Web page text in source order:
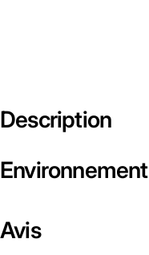
Description
Environnement
Avis